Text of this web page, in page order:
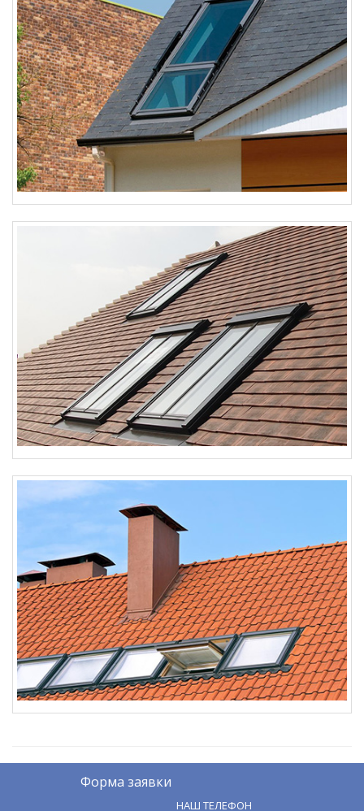
Форма заявки
НАШ ТЕЛЕФОН